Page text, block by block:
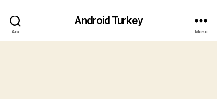
Ara
Android Turkey
Menü